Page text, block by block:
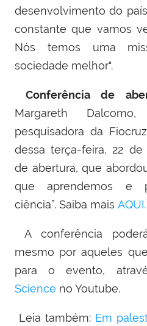
desenvolvimento do
constante que vamos
Nós temos uma
sociedade melhor".
Conferência de
Margareth
pesquisadora da
dessa terça-feira, 22
de abertura, que
que aprendemos e
ciência”. Saiba mais AQUI.
A conferência
mesmo por aqueles
para o evento,
Science no Youtube.
Leia também: Em